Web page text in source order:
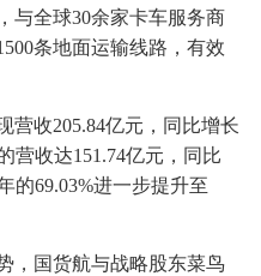
与全球30余家卡车服务商
条地面运输线路，有效
营收205.84亿元，同比增长
营收达151.74亿元，同比
的69.03%进一步提升至
，国货航与战略股东菜鸟